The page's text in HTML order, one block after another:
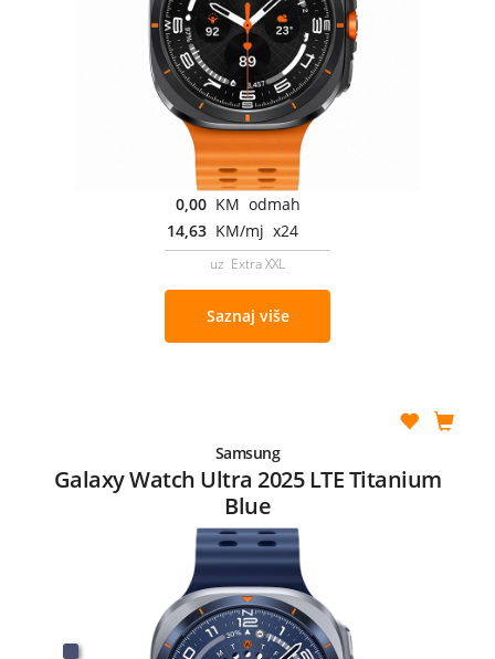
0,00 KM odmah
14,63 KM/mj x24
uz Extra XXL
Saznaj više
Samsung
Galaxy Watch Ultra 2025 LTE Titanium
Blue